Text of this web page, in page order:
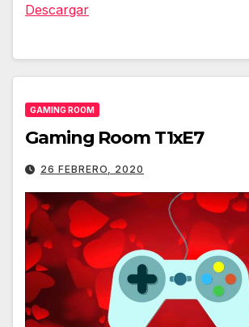
Descargar
GAMING ROOM
Gaming Room T1xE7
26 FEBRERO, 2020